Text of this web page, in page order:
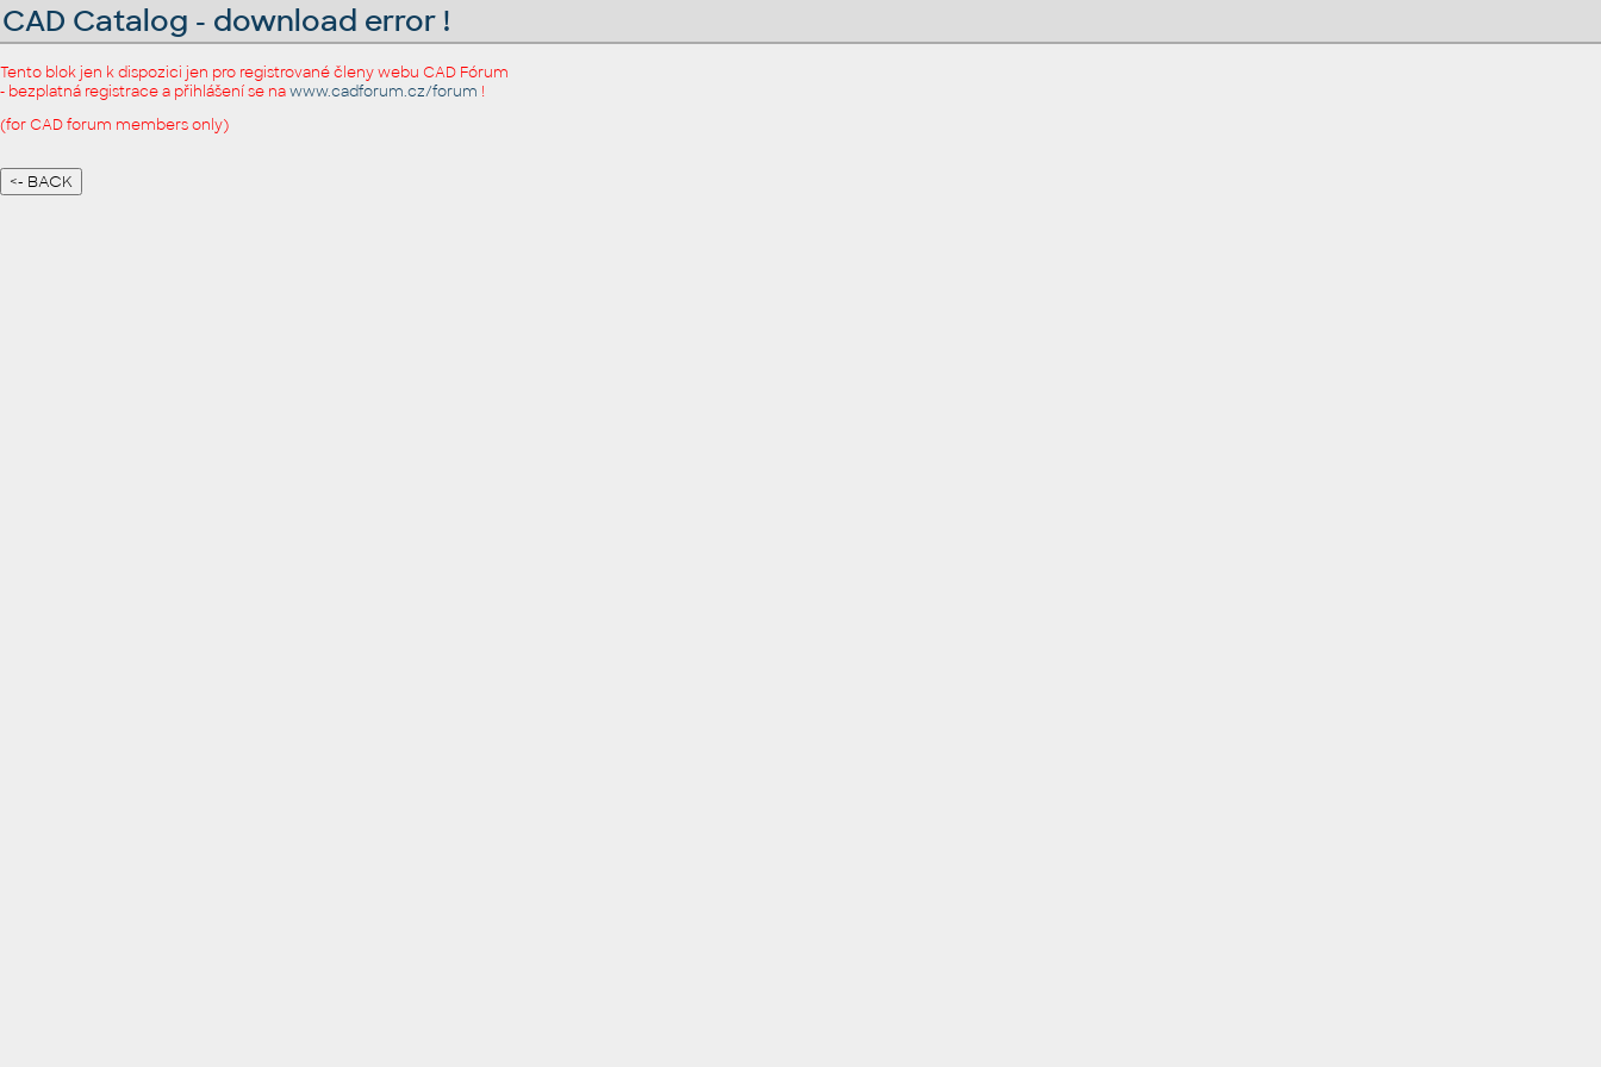
CAD Catalog - download error !
Tento blok jen k dispozici jen pro registrované členy webu CAD Fórum
- bezplatná registrace a přihlášení se nawww.cadforum.cz/forum !
(for CAD forum members only)